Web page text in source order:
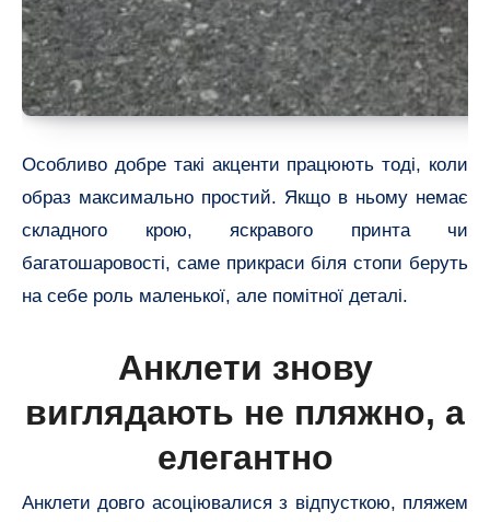
Особливо добре такі акценти працюють тоді, коли
образ максимально простий. Якщо в ньому немає
складного крою, яскравого принта чи
багатошаровості, саме прикраси біля стопи беруть
на себе роль маленької, але помітної деталі.
Анклети знову
виглядають не пляжно, а
елегантно
Анклети довго асоціювалися з відпусткою, пляжем